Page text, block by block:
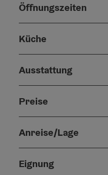
Öffnungszeiten
Küche
Ausstattung
Preise
Anreise/Lage
Eignung